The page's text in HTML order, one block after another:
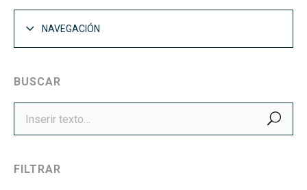
NAVEGACIÓN
BUSCAR
FILTRAR